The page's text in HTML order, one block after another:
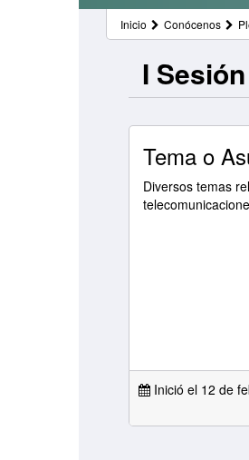
Inicio Conócenos
I
Tema o
Diversos temas
Inició el 12 de